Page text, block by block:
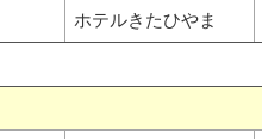
ホテルきたひやま